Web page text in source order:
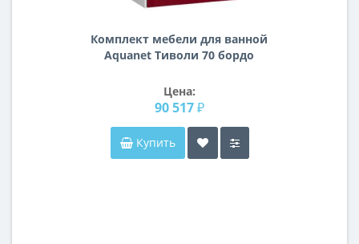
Комплект мебели для ванной
Aquanet Тиволи 70 бордо
Цена:
90 517 ₽
Купить